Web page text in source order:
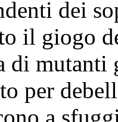
dei
il giogo
di
per
a